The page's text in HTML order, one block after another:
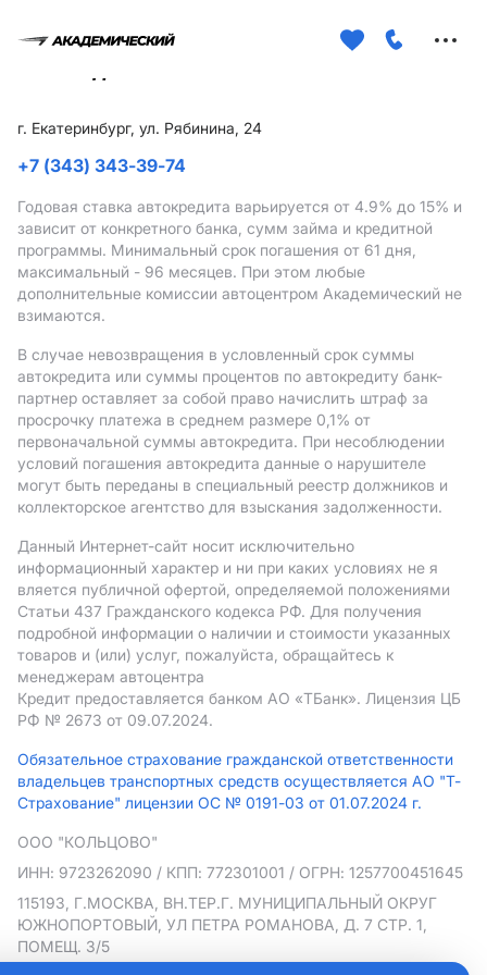
г. Екатеринбург, ул. Рябинина, 24
+7 (343) 343-39-74
Годовая ставка автокредита варьируется от 4.9% до 15% и
зависит от конкретного банка, сумм займа и кредитной
программы. Минимальный срок погашения от 61 дня,
максимальный - 96 месяцев. При этом любые
дополнительные комиссии автоцентром Академический не
взимаются.
В случае невозвращения в условленный срок суммы
автокредита или суммы процентов по автокредиту банк-
партнер оставляет за собой право начислить штраф за
просрочку платежа в среднем размере 0,1% от
первоначальной суммы автокредита. При несоблюдении
условий погашения автокредита данные о нарушителе
могут быть переданы в специальный реестр должников и
коллекторское агентство для взыскания задолженности.
Данный Интернет-сайт носит исключительно
информационный характер и ни при каких условиях не я
вляется публичной офертой, определяемой положениями
Статьи 437 Гражданского кодекса РФ. Для получения
подробной информации о наличии и стоимости указанных
товаров и (или) услуг, пожалуйста, обращайтесь к
менеджерам автоцентра
Кредит предоставляется банком АO «ТБанк». Лицензия ЦБ
РФ № 2673 от 09.07.2024.
Обязательное страхование гражданской ответственности
владельцев транспортных средств осуществляется АО "Т-
Страхование" лицензии ОС № 0191-03 от 01.07.2024 г.
ООО "КОЛЬЦОВО"
ИНН: 9723262090 / КПП: 772301001 / ОГРН: 1257700451645
115193, Г.МОСКВА, ВН.ТЕР.Г. МУНИЦИПАЛЬНЫЙ ОКРУГ
ЮЖНОПОРТОВЫЙ, УЛ ПЕТРА РОМАНОВА, Д. 7 СТР. 1,
ПОМЕЩ. 3/5